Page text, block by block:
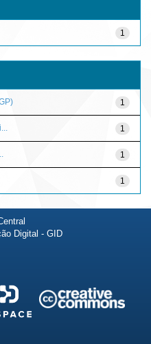
1
1
1
1
1
Digital - GID